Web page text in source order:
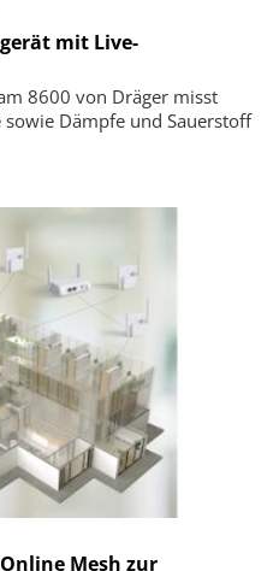
mit Live-
8600 von Dräger misst
Dämpfe und Sauerstoff
Mesh zur